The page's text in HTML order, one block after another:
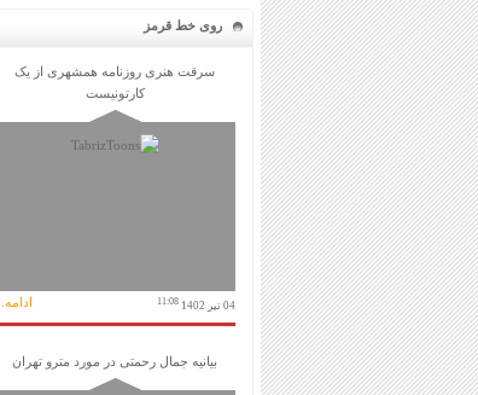
روی خط قرمز
سرقت هنری روزنامه همشهری از یک
کارتونیست
04 تیر 1402 11:08 ادامه...
بیانیه جمال رحمتی در مورد مترو تهران